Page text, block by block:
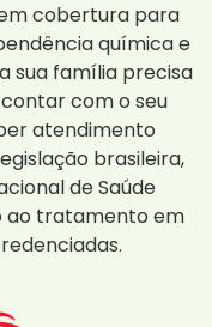
cobertura para
química e
sua família precisa
com o seu
atendimento
brasileira,
de Saúde
ao tratamento em